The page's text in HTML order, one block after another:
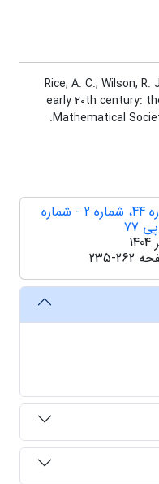
Rice‎, ‎A‎. ‎C.‎, ‎Wilson‎,
early 20th century‎:‎
Mathematical
دوره 44، شماره 2 - شماره
77
235-262